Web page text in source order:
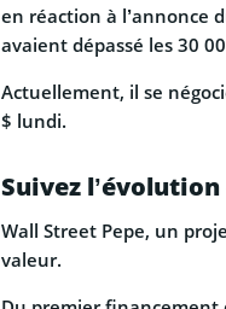
en réaction à l’annonce
avaient dépassé les 30
Actuellement, il se
$ lundi.
Suivez l’évolution
Wall Street Pepe, un
valeur.